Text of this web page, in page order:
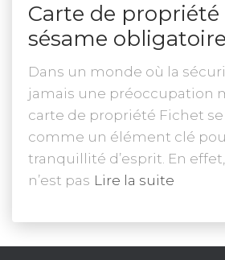
Carte de propriété
sésame obligatoire
Dans un monde où la
jamais une préoccupation
carte de propriété Fichet
comme un élément clé
tranquillité d’esprit. En
n’est pas Lire la suite